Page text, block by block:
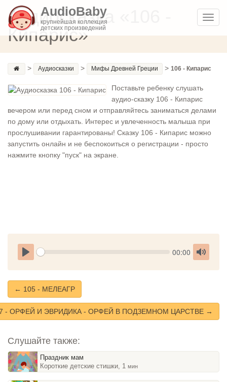
AudioBaby
крупнейшая коллекция
детских произведений
Аудиосказка «106 -
Кипарис»
> Аудиосказки > Мифы Древней Греции > 106 - Кипарис
Поставьте ребенку слушать
аудио-сказку 106 - Кипарис
вечером или перед сном и отправляйтесь заниматься делами
по дому или отдыхать. Интерес и увлеченность малыша при
прослушивании гарантированы! Сказку 106 - Кипарис можно
запустить онлайн и не беспокоиться о регистрации - просто
нажмите кнопку "пуск" на экране.
Play
Current
time
00:00
Toggle
← 105 - МЕЛЕАГР
- ОРФЕЙ И ЭВРИДИКА - ОРФЕЙ В ПОДЗЕМНОМ ЦАРСТВЕ →
Слушайте также:
Праздник мам
Короткие детские стишки, 1 мин